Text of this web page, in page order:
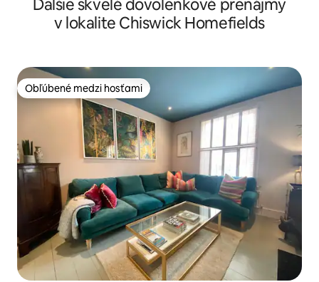
Ďalšie skvelé dovolenkové prenájmy
v lokalite Chiswick Homefields
Obľúbené medzi hosťami
Obľúbené medzi hosťami